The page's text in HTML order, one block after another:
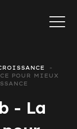
POUR MIEUX
- La